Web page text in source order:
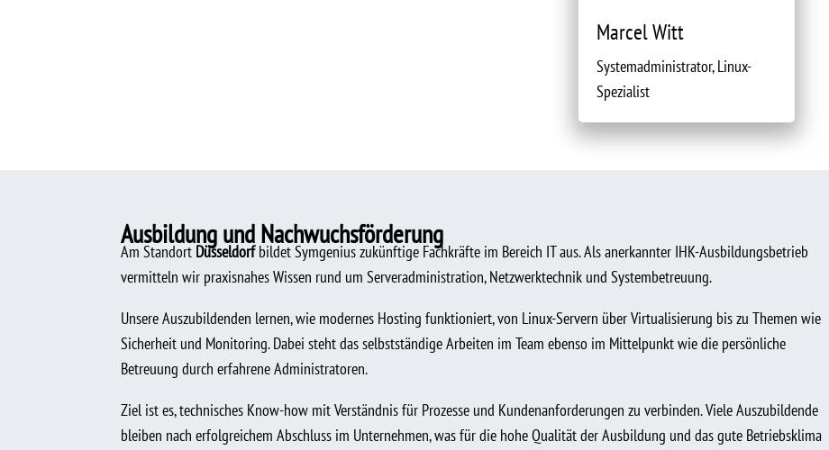
Marcel Witt
Systemadministrator, Linux-
Spezialist
Ausbildung und Nachwuchsförderung
Am Standort Düsseldorfbildet Symgenius zukünftige Fachkräfte im Bereich IT aus. Als anerkannter IHK-Ausbildungsbetrieb
vermitteln wir praxisnahes Wissen rund um Serveradministration, Netzwerktechnik und Systembetreuung.
Unsere Auszubildenden lernen, wie modernes Hosting funktioniert, von Linux-Servern über Virtualisierung bis zu Themen wie
Sicherheit und Monitoring. Dabei steht das selbstständige Arbeiten im Team ebenso im Mittelpunkt wie die persönliche
Betreuung durch erfahrene Administratoren.
Ziel ist es, technisches Know-how mit Verständnis für Prozesse und Kundenanforderungen zu verbinden. Viele Auszubildende
bleiben nach erfolgreichem Abschluss im Unternehmen, was für die hohe Qualität der Ausbildung und das gute Betriebsklima